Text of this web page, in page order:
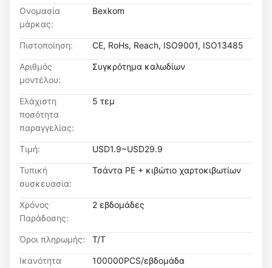
Ονομασία
μάρκας:
Bexkom
Πιστοποίηση: CE, RoHs, Reach, ISO9001, ISO13485
Αριθμός
μοντέλου:
Συγκρότημα καλωδίων
Ελάχιστη
ποσότητα
παραγγελίας:
5 τεμ
Τιμή: USD1.9~USD29.9
Τυπική
συσκευασία:
Τσάντα PE + κιβώτιο χαρτοκιβωτίων
Χρόνος
Παράδοσης:
2 εβδομάδες
Όροι πληρωμής: T/T
Ικανότητα
100000PCS/εβδομάδα